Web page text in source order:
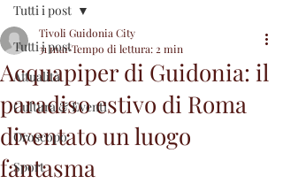
Tutti i post
Attualità
Cultura & Eventi
Oroscopo
Sport
Tutti i post
Acquapiper di Guidonia: il
paradiso estivo di Roma
diventato un luogo
fantasma
Tivoli Guidonia City
31 marTempo di lettura: 2 min